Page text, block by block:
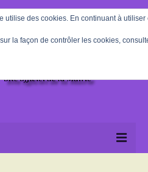
utilise des cookies. En continuant à
la façon de contrôler les cookies,